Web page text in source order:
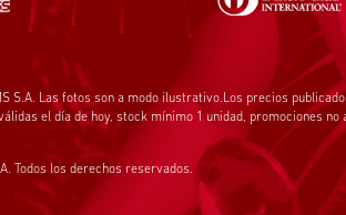
S.A. Las fotos son a modo ilustrativo.Los precios
el día de hoy, stock mínimo 1 unidad, promociones no
Todos los derechos reservados.